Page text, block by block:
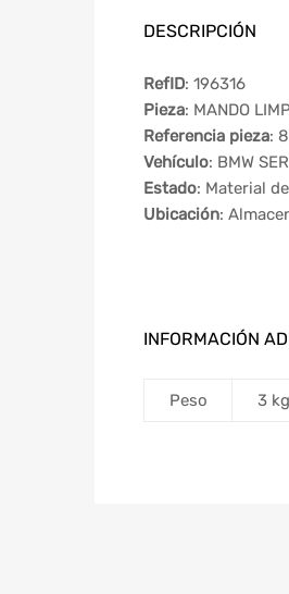
DESCRIPCIÓN
RefID: 196316
Pieza: MANDO
Referencia pieza:
Vehículo: BMW
Estado: Material
Ubicación:
INFORMACIÓN
Peso 3 kg